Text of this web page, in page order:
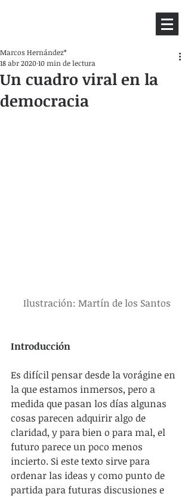
Un cuadro viral en la
democracia
Marcos Hernández*
18 abr 202010 min de lectura
Ilustración: Martín de los Santos
Introducción
Es difícil pensar desde la vorágine en
la que estamos inmersos, pero a
medida que pasan los días algunas
cosas parecen adquirir algo de
claridad, y para bien o para mal, el
futuro parece un poco menos
incierto. Si este texto sirve para
ordenar las ideas y como punto de
partida para futuras discusiones e